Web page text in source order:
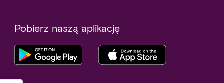
Pobierz naszą aplikację